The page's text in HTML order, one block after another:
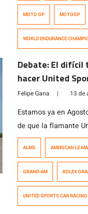
MOTO GP MOTOGP
WORLD ENDURANCE
Debate: El difícil
hacer United
Felipe Gana | 13 de
Estamos ya en
de que la flamante
las 24 Horas de
año. Ambas
ALMS AMERICAN LE
GRAND-AM ROLEX
UNITED SPORTS CAR RACING